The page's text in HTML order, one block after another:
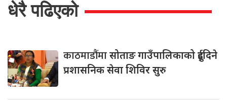
धेरै पढिएको
काठमाडौंमासोताङ गाउँपालिकाको दुईदिने
प्रशासनिक सेवा शिविर सुरु